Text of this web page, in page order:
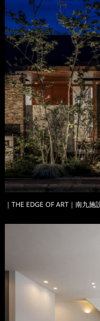
｜THE EDGE OF ART｜南九施